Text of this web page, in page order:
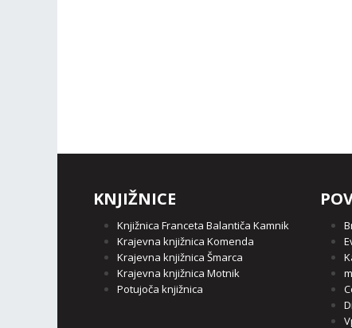
KNJIŽNICE
Knjižnica Franceta Balantiča Kamnik
Krajevna knjižnica Komenda
Krajevna knjižnica Šmarca
Krajevna knjižnica Motnik
Potujoča knjižnica